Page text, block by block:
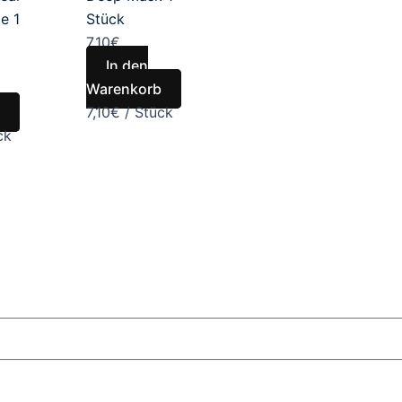
1
Stück
7,10€
In den
Warenkorb
7,10€/Stück